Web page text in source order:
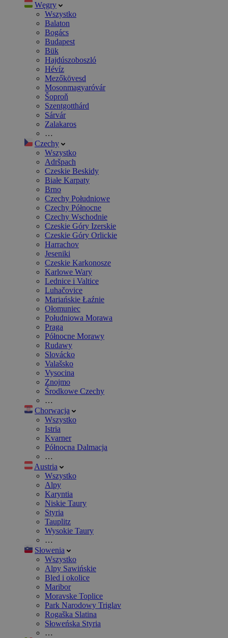
Węgry
Wszystko
Balaton
Bogács
Budapest
Bük
Hajdúszoboszló
Hévíz
Mezőkövesd
Mosonmagyaróvár
Šoproň
Szentgotthárd
Sárvár
Zalakaros
…
Czechy
Wszystko
Adršpach
Czeskie Beskidy
Białe Karpaty
Brno
Czechy Południowe
Czechy Północne
Czechy Wschodnie
Czeskie Góry Izerskie
Czeskie Góry Orlickie
Harrachov
Jeseniki
Czeskie Karkonosze
Karlowe Wary
Lednice i Valtice
Luhačovice
Mariańskie Łaźnie
Ołomuniec
Południowa Morawa
Praga
Północne Morawy
Rudawy
Slovácko
Valašsko
Vysocina
Znojmo
Środkowe Czechy
…
Chorwacja
Wszystko
Istria
Kvarner
Północna Dalmacja
…
Austria
Wszystko
Alpy
Karyntia
Niskie Taury
Styria
Tauplitz
Wysokie Taury
…
Słowenia
Wszystko
Alpy Sawińskie
Bled i okolice
Maribor
Moravske Toplice
Park Narodowy Triglav
Rogaška Slatina
Słoweńska Styria
…